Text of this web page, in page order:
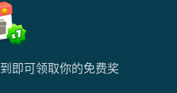
即可领取你的免费奖